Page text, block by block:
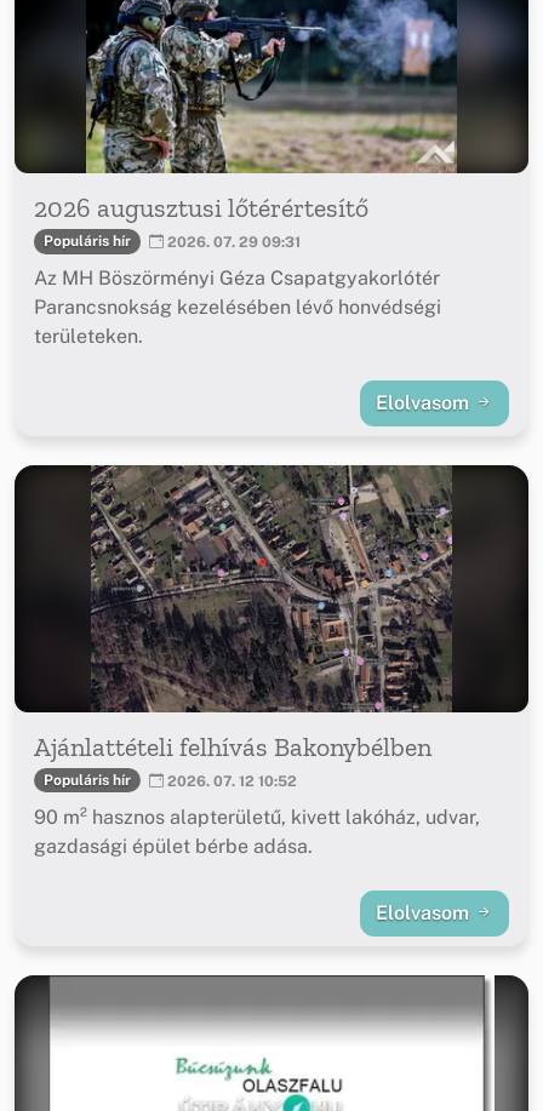
2026 augusztusi lőtérértesítő
Populáris hír 2026. 07. 29 09:31
Az MH Böszörményi Géza Csapatgyakorlótér
Parancsnokság kezelésében lévő honvédségi
területeken.
Elolvasom
Ajánlattételi felhívás Bakonybélben
Populáris hír 2026. 07. 12 10:52
90 m² hasznos alapterületű, kivett lakóház, udvar,
gazdasági épület bérbe adása.
Elolvasom